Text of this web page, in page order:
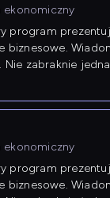
ekonomiczny
program
biznesowe.
Nie zabraknie
ekonomiczny
program
biznesowe.